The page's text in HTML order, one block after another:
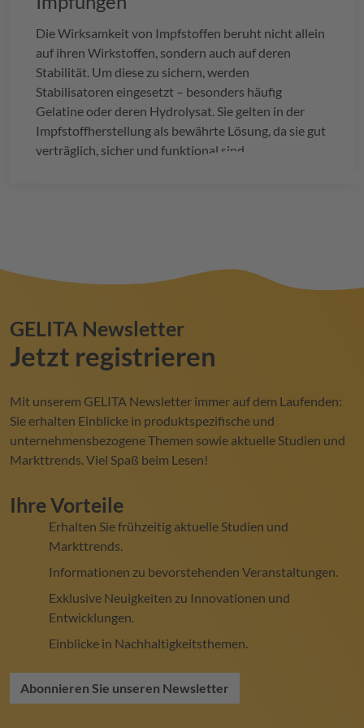
Die Wirksamkeit von Impfstoffen beruht nicht allein
auf ihren Wirkstoffen, sondern auch auf deren
Stabilität. Um diese zu sichern, werden
Stabilisatoren eingesetzt – besonders häufig
Gelatine oder deren Hydrolysat. Sie gelten in der
Impfstoffherstellung als bewährte Lösung, da sie gut
verträglich, sicher und funktional sind.
GELITA Newsletter
Jetzt registrieren
Mit unserem GELITA Newsletter immer auf dem Laufenden:
Sie erhalten Einblicke in produktspezifische und
unternehmensbezogene Themen sowie aktuelle Studien und
Markttrends. Viel Spaß beim Lesen!
Ihre Vorteile
Erhalten Sie frühzeitig aktuelle Studien und
Markttrends.
Informationen zu bevorstehenden Veranstaltungen.
Exklusive Neuigkeiten zu Innovationen und
Entwicklungen.
Einblicke in Nachhaltigkeitsthemen.
Abonnieren Sie unseren Newsletter